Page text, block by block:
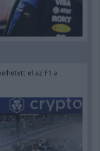
el az F1 a